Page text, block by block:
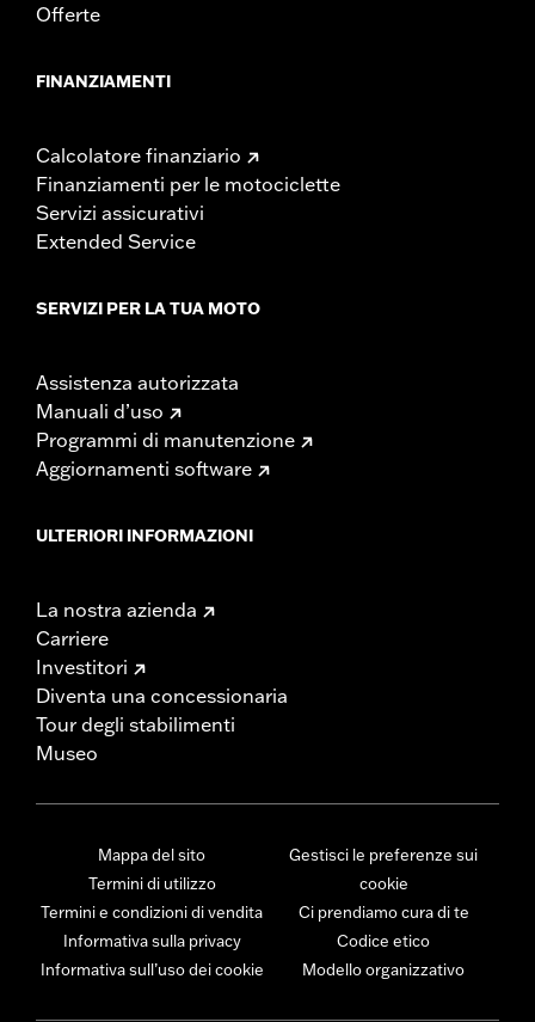
Offerte
FINANZIAMENTI
Calcolatore finanziario
Finanziamenti per le motociclette
Servizi assicurativi
Extended Service
SERVIZI PER LA TUA MOTO
Assistenza autorizzata
Manuali d’uso
Programmi di manutenzione
Aggiornamenti software
ULTERIORI INFORMAZIONI
La nostra azienda
Carriere
Investitori
Diventa una concessionaria
Tour degli stabilimenti
Museo
Mappa del sito
Termini di utilizzo
Termini e condizioni di vendita
Informativa sulla privacy
Informativa sull’uso dei cookie
Gestisci le preferenze sui
cookie
Ci prendiamo cura di te
Codice etico
Modello organizzativo